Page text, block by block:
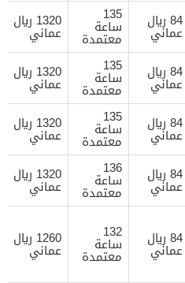
84 ريال
عماني
135
ساعة
معتمدة
1320 ريال
عماني
84 ريال
عماني
135
ساعة
معتمدة
1320 ريال
عماني
84 ريال
عماني
135
ساعة
معتمدة
1320 ريال
عماني
84 ريال
عماني
136
ساعة
معتمدة
1320 ريال
عماني
84 ريال
عماني
132
ساعة
معتمدة
1260 ريال
عماني